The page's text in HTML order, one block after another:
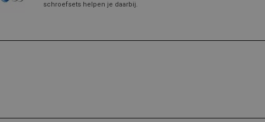
schroefsets helpen je daarbij.